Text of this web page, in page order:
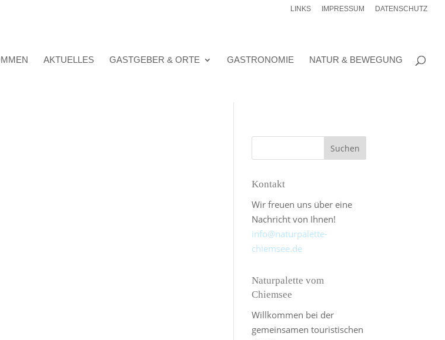
LINKS IMPRESSUM DATENSCHUTZ
AKTUELLES GASTGEBER & ORTE GASTRONOMIE NATUR & BEWEGUNG
Kontakt
Wir freuen uns über eine
Nachricht von Ihnen!
info@naturpalette-
chiemsee.de
Naturpalette vom
Chiemsee
Willkommen bei der
gemeinsamen touristischen